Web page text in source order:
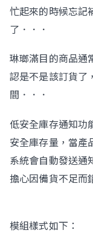
Case Studies:
Tech & Growth
忙起來的時候忘記
了．．．
琳瑯滿目的商品通
認是不是該訂貨了
間．．．
低安全庫存通知功
安全庫存量，當產
系統會自動發送通
擔心因備貨不足而
模組樣式如下：